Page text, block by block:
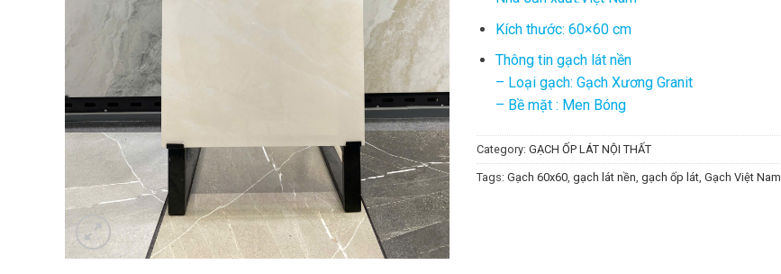
Kích thước: 60×60 cm
Thông tin gạch lát nền
– Loại gạch: Gạch Xương Granit
– Bề mặt : Men Bóng
Category: GẠCH ỐP LÁT NỘI THẤT
Tags: Gạch 60x60 gạch lát nền gạch ốp lát Gạch Việt Nam